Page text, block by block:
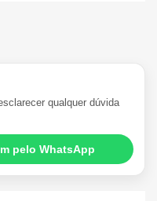
qualquer dúvida
pelo WhatsApp